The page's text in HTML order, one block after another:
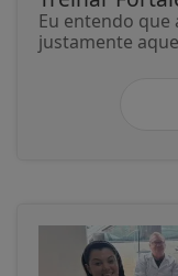
Eu entendo que
justamente